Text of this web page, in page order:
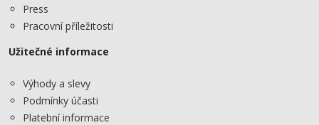
Press
Pracovní příležitosti
Užitečné informace
Výhody a slevy
Podmínky účasti
Platební informace